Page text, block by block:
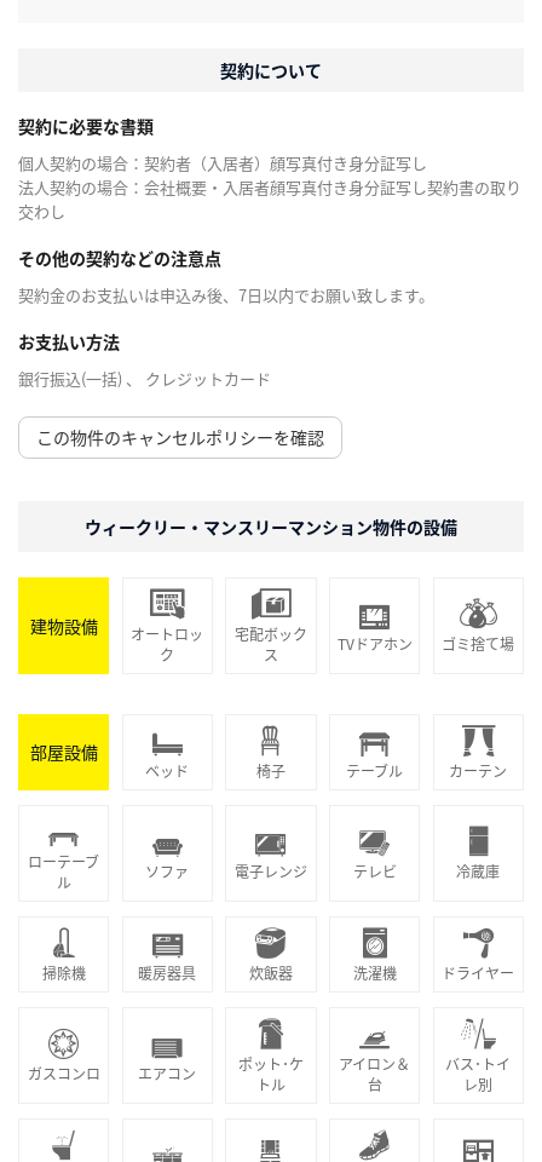
契約について
契約に必要な書類
個人契約の場合：契約者（入居者）顔写真付き身分証写し
法人契約の場合：会社概要・入居者顔写真付き身分証写し契約書の取り
交わし
その他の契約などの注意点
契約金のお支払いは申込み後、7日以内でお願い致します。
お支払い方法
銀行振込(一括) 、 クレジットカード
この物件のキャンセルポリシーを確認
ウィークリー・マンスリーマンション物件の設備
建物設備
オートロッ
ク
宅配ボック
ス
TVドアホン ゴミ捨て場
部屋設備
ベッド 椅子 テーブル カーテン
ローテーブ
ル
ソファ 電子レンジ テレビ 冷蔵庫
掃除機 暖房器具 炊飯器 洗濯機 ドライヤー
ガスコンロ エアコン
ポット･ケ
トル
アイロン＆
台
バス･トイ
レ別